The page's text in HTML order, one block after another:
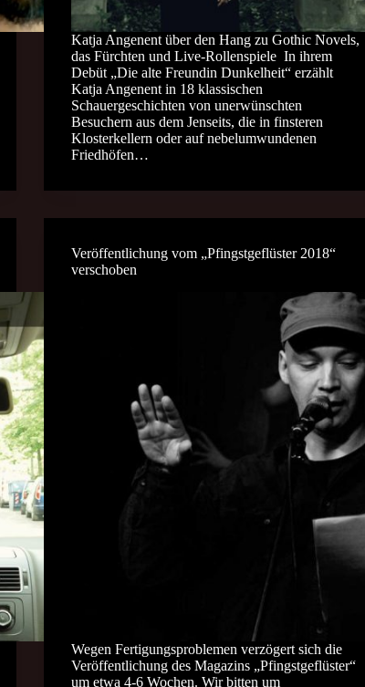
Katja Angenent über den Hang zu Gothic Novels,
das Fürchten und Live-Rollenspiele In ihrem
Debüt „Die alte Freundin Dunkelheit“ erzählt
Katja Angenent in 18 klassischen
Schauergeschichten von unerwünschten
Besuchern aus dem Jenseits, die in finsteren
Klosterkellern oder auf nebelumwundenen
Friedhöfen…
Veröffentlichung vom „Pfingstgeflüster 2018“
verschoben
Wegen Fertigungsproblemen verzögert sich die
Veröffentlichung des Magazins „Pfingstgeflüster“
um etwa 4-6 Wochen. Wir bitten um